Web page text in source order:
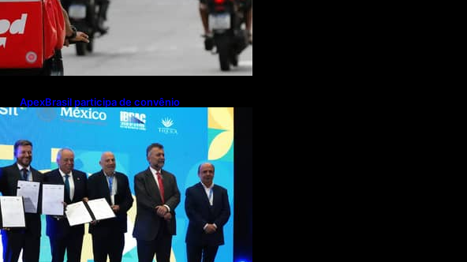
ApexBrasil participa de convênio
para investimento de R$ 2,63
milhões em exportações de cachaça